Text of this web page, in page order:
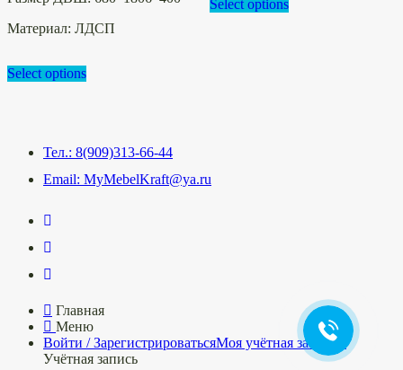
Материал: ЛДСП
Select options
Select options
Тел.: 8(909)313-66-44
Email: MyMebelKraft@ya.ru
Главная
Меню
Войти / ЗарегистрироватьсяМоя учётная запись
Учётная запись